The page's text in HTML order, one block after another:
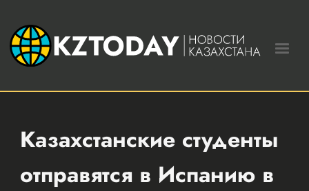
Казахстанские студенты
отправятся в Испанию в